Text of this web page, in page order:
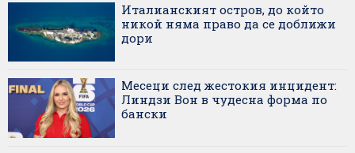
Италианският остров, до който
никой няма право да се доближи
дори
Месеци след жестокия инцидент:
Линдзи Вон в чудесна форма по
бански